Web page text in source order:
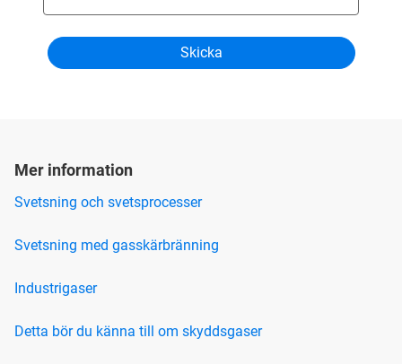
Mer information
Svetsning och svetsprocesser
Svetsning med gasskärbränning
Industrigaser
Detta bör du känna till om skyddsgaser